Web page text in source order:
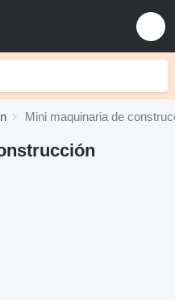
Mini maquinaria de